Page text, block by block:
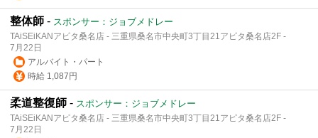
整体師 - スポンサー：ジョブメドレー
TAiSEiKANアピタ桑名店 - 三重県桑名市中央町3丁目21アピタ桑名店2F -
7月22日
アルバイト・パート
時給 1,087円
柔道整復師 - スポンサー：ジョブメドレー
TAiSEiKANアピタ桑名店 - 三重県桑名市中央町3丁目21アピタ桑名店2F -
7月22日